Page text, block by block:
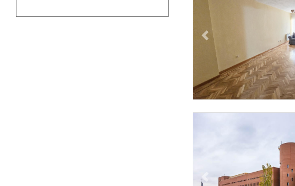
Previous
Previous